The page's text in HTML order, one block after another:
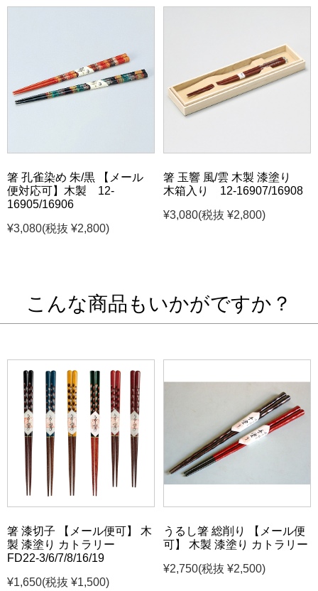
箸 孔雀染め 朱/黒 【メール
便対応可】木製 12-
16905/16906
¥3,080(税抜 ¥2,800)
箸 玉響 風/雲 木製 漆塗り
木箱入り 12-16907/16908
¥3,080(税抜 ¥2,800)
こんな商品もいかがですか？
箸 漆切子 【メール便可】 木
製 漆塗り カトラリー
FD22-3/6/7/8/16/19
¥1,650(税抜 ¥1,500)
うるし箸 総削り 【メール便
可】 木製 漆塗り カトラリー
¥2,750(税抜 ¥2,500)